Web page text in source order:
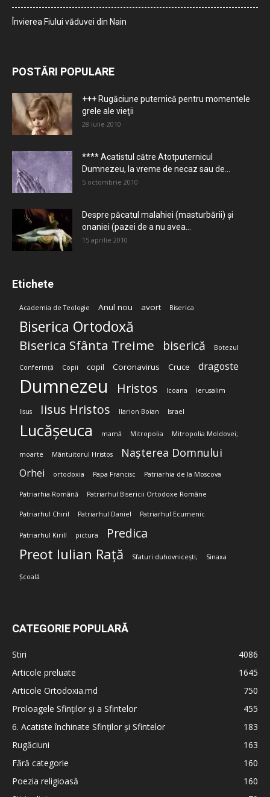
Învierea Fiului văduvei din Nain
POSTĂRI POPULARE
+++ Rugăciune puternică pentru momentele
grele ale vieţii
28 iulie 2010
**** Acatistul către Atotputernicul
Dumnezeu, la vreme de necaz sau de...
5 octombrie 2010
Despre păcatul malahiei (masturbării) şi
onaniei (pazei de a nu avea...
15 aprilie 2010
Etichete
Academia de Teologie Anul nou avort Biserica
Biserica Ortodoxă
Biserica Sfânta Treime biserică Botezul
Conferință Copii copil Coronavirus Cruce dragoste
Dumnezeu Hristos Icoana Ierusalim
Iisus Iisus Hristos Ilarion Boian Israel
Lucășeuca mamă Mitropolia Mitropolia Moldovei;
moarte Mântuitorul Hristos Nașterea Domnului
Orhei ortodoxia Papa Francisc Patriarhia de la Moscova
Patriarhia Română Patriarhul Bisericii Ortodoxe Române
Patriarhul Chiril Patriarhul Daniel Patriarhul Ecumenic
Patriarhul Kirill pictura Predica
Preot Iulian Rață Sfaturi duhovnicești; Sinaxa
Școală
CATEGORIE POPULARĂ
Stiri
4086
Articole preluate
1645
Articole Ortodoxia.md
750
Proloagele Sfinților și a Sfintelor
455
6. Acatiste închinate Sfinților și Sfintelor
183
Rugăciuni
163
Fără categorie
160
Poezia religioasă
160